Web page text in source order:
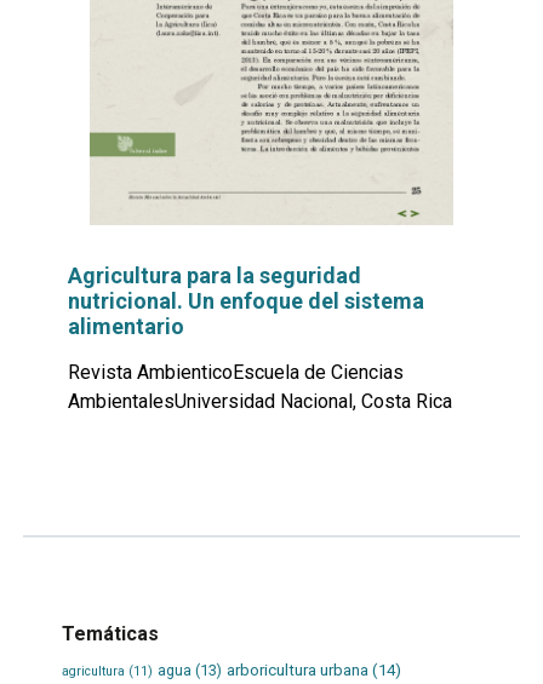
Agricultura para la seguridad
nutricional. Un enfoque del sistema
alimentario
Revista AmbienticoEscuela de Ciencias
AmbientalesUniversidad Nacional, Costa Rica
Temáticas
agricultura (11) agua (13) arboricultura urbana(14)